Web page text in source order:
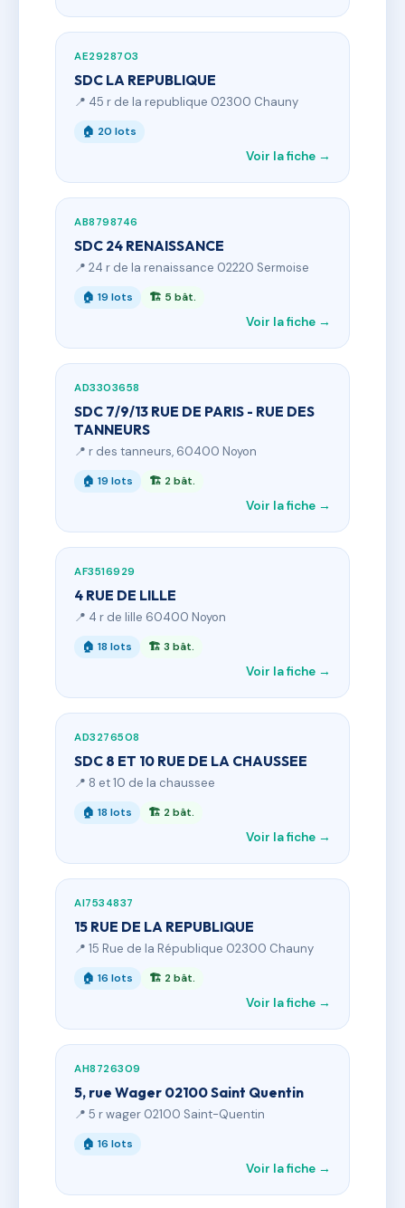
AE2928703
SDC LA REPUBLIQUE
📍 45 r de la republique 02300 Chauny
🏠 20 lots
Voir la fiche →
AB8798746
SDC 24 RENAISSANCE
📍 24 r de la renaissance 02220 Sermoise
🏠 19 lots 🏗 5 bât.
Voir la fiche →
AD3303658
SDC 7/9/13 RUE DE PARIS - RUE DES
TANNEURS
📍 r des tanneurs, 60400 Noyon
🏠 19 lots 🏗 2 bât.
Voir la fiche →
AF3516929
4 RUE DE LILLE
📍 4 r de lille 60400 Noyon
🏠 18 lots 🏗 3 bât.
Voir la fiche →
AD3276508
SDC 8 ET 10 RUE DE LA CHAUSSEE
📍 8 et 10 de la chaussee
🏠 18 lots 🏗 2 bât.
Voir la fiche →
AI7534837
15 RUE DE LA REPUBLIQUE
📍 15 Rue de la République 02300 Chauny
🏠 16 lots 🏗 2 bât.
Voir la fiche →
AH8726309
5, rue Wager 02100 Saint Quentin
📍 5 r wager 02100 Saint-Quentin
🏠 16 lots
Voir la fiche →